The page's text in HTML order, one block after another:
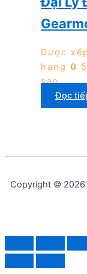
Được xếp
hạng 0 5
sao
Đọc
Copyright © 2026